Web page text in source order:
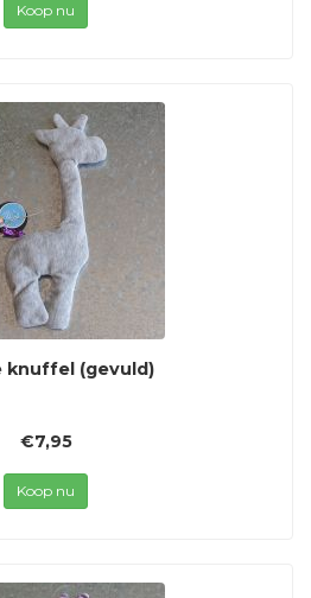
Koop nu
knuffel (gevuld)
€7,95
Koop nu